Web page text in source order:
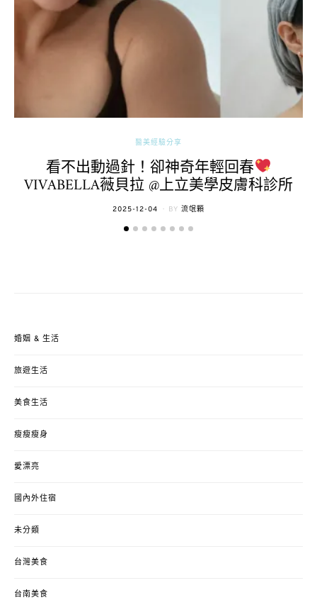
醫美經驗分享
看不出動過針！卻神奇年輕回春
VIVABELLA薇貝拉 @上立美學皮膚科診所
POSTED
2025-12-04 BY 流氓顆
婚姻 & 生活
旅遊生活
美食生活
瘦瘦瘦身
愛漂亮
國內外住宿
未分類
台灣美食
台南美食